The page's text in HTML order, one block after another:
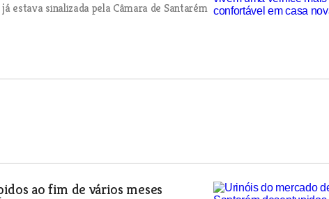
estava sinalizada pela Câmara de Santarém
ao fim de vários meses